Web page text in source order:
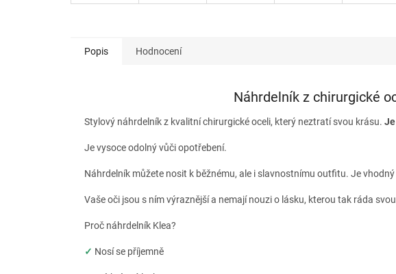
Popis Hodnocení
Náhrdelník z chirurgické
Stylový náhrdelník z kvalitní chirurgické oceli, který neztratí svou krásu.
Je vysoce odolný vůči opotřebení.
Náhrdelník můžete nosit k běžnému, ale i slavnostnímu outfitu. Je
Vaše oči jsou s ním výraznější a nemají nouzi o lásku, kterou tak ráda
Proč náhrdelník Klea?
✓ Nosí se příjemně